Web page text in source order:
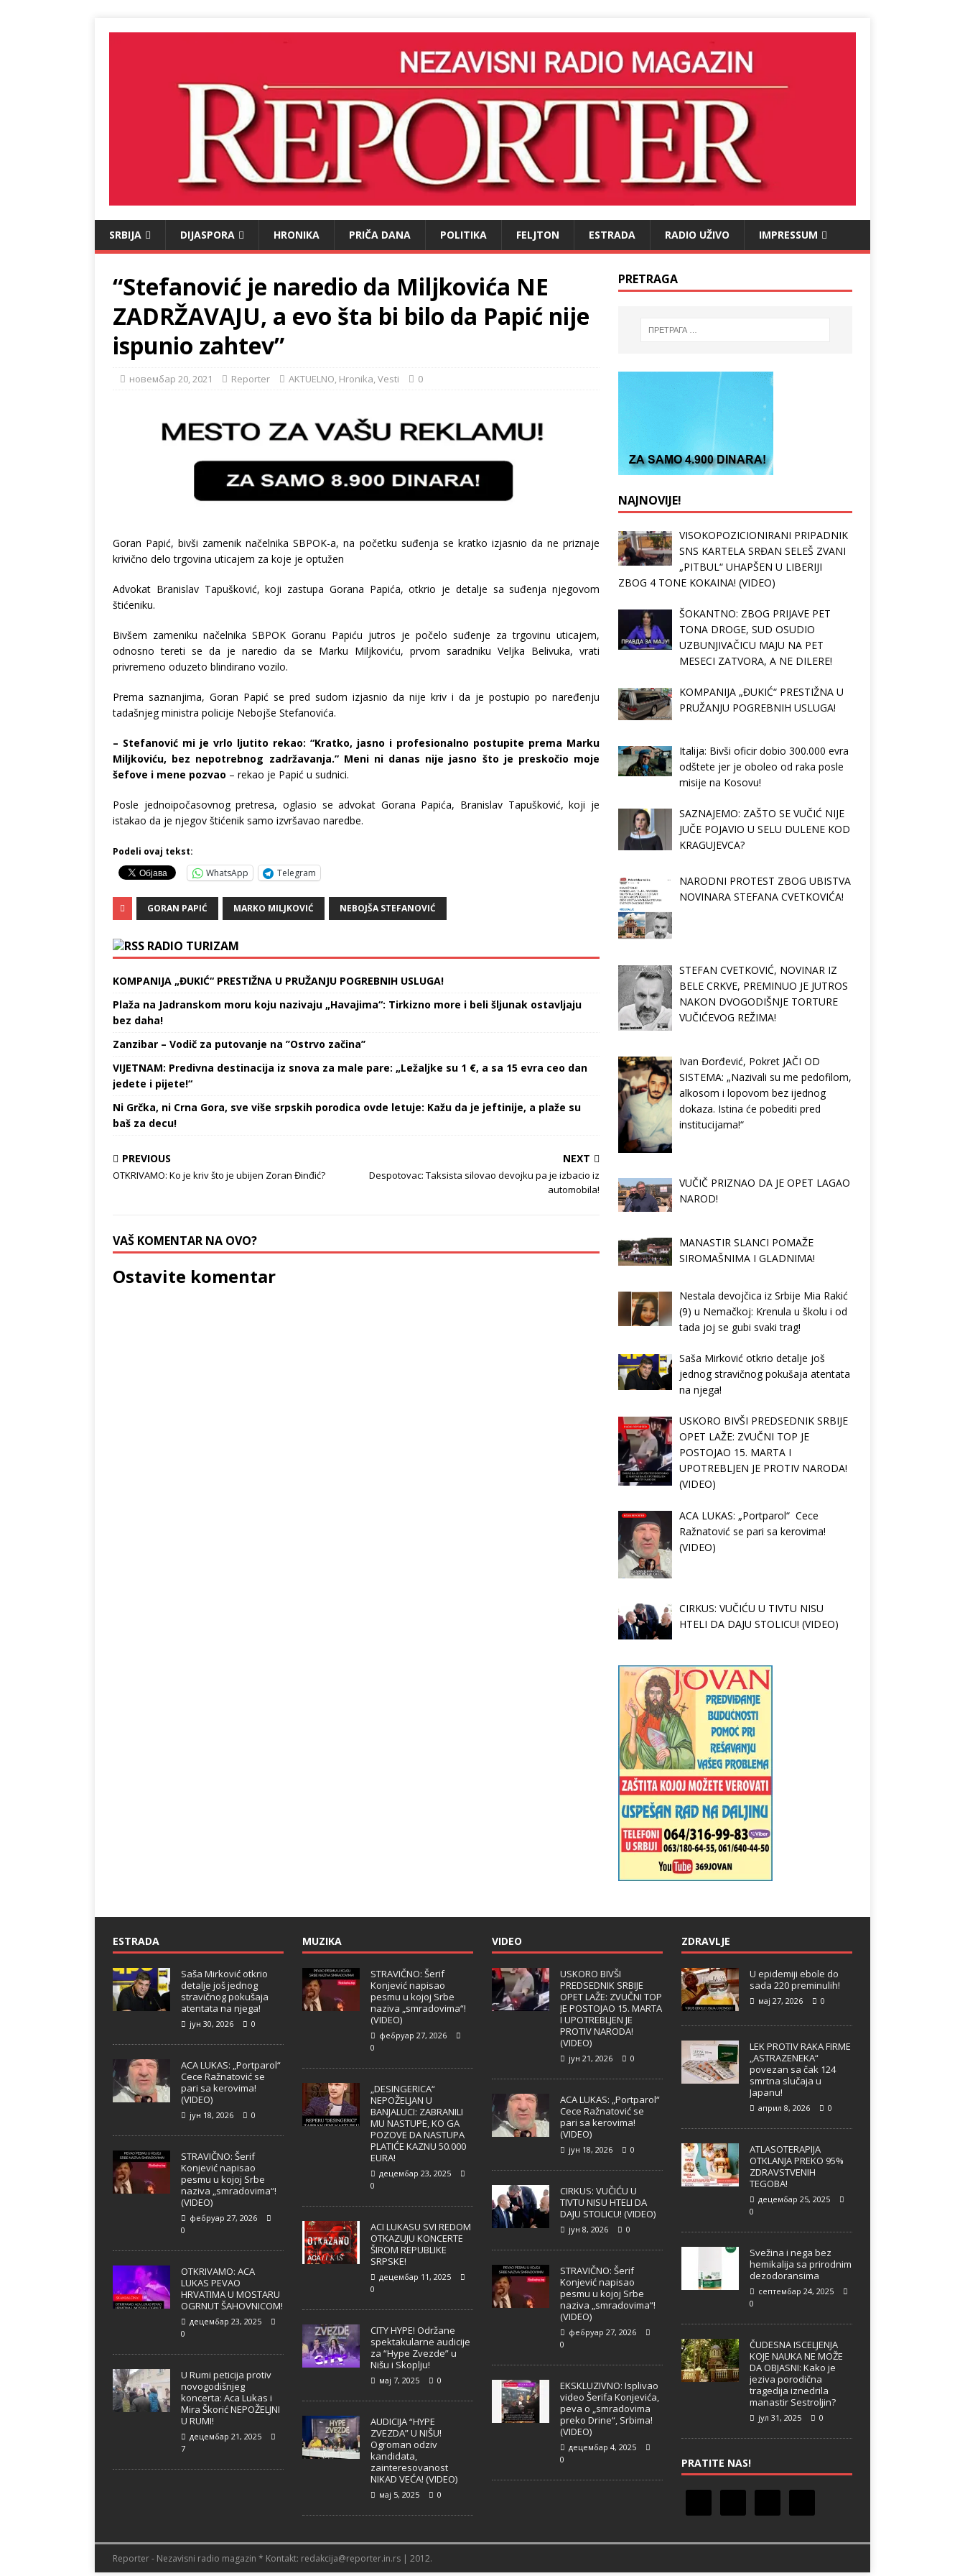
SRBIJA DIJASPORA HRONIKA PRIČA DANA POLITIKA FELJTON ESTRADA RADIO UŽIVO IMPRESSUM
“Stefanović je naredio da Miljkovića NE
ZADRŽAVAJU, a evo šta bi bilo da Papić nije
ispunio zahtev”
новембар 20, 2021 Reporter AKTUELNO, Hronika,Vesti 0
Goran Papić, bivši zamenik načelnika SBPOK-a, na početku suđenja se kratko izjasnio da ne priznaje
krivično delo trgovina uticajem za koje je optužen
Advokat Branislav Tapušković, koji zastupa Gorana Papića, otkrio je detalje sa suđenja njegovom
štićeniku.
Bivšem zameniku načelnika SBPOK Goranu Papiću jutros je počelo suđenje za trgovinu uticajem,
odnosno tereti se da je naredio da se Marku Miljkoviću, prvom saradniku Veljka Belivuka, vrati
privremeno oduzeto blindirano vozilo.
Prema saznanjima, Goran Papić se pred sudom izjasnio da nije kriv i da je postupio po naređenju
tadašnjeg ministra policije Nebojše Stefanovića.
– Stefanović mi je vrlo ljutito rekao: “Kratko, jasno i profesionalno postupite prema Marku
Miljkoviću, bez nepotrebnog zadržavanja.” Meni ni danas nije jasno što je preskočio moje
šefove i mene pozvao – rekao je Papić u sudnici.
Posle jednoipočasovnog pretresa, oglasio se advokat Gorana Papića, Branislav Tapušković, koji je
istakao da je njegov štićenik samo izvršavao naredbe.
Podeli ovaj tekst:
WhatsApp
Telegram
GORAN PAPIĆ MARKO MILJKOVIĆ NEBOJŠA STEFANOVIĆ
RADIO TURIZAM
KOMPANIJA „ĐUKIĆ“ PRESTIŽNA U PRUŽANJU POGREBNIH USLUGA!
Plaža na Jadranskom moru koju nazivaju „Havajima“: Tirkizno more i beli šljunak ostavljaju
bez daha!
Zanzibar – Vodič za putovanje na ’’Ostrvo začina’’
VIJETNAM: Predivna destinacija iz snova za male pare: „Ležaljke su 1 €, a sa 15 evra ceo dan
jedete i pijete!“
Ni Grčka, ni Crna Gora, sve više srpskih porodica ovde letuje: Kažu da je jeftinije, a plaže su
baš za decu!
PREVIOUS
OTKRIVAMO: Ko je kriv što je ubijen Zoran Đinđić?
NEXT
Despotovac: Taksista silovao devojku pa je izbacio iz
automobila!
VAŠ KOMENTAR NA OVO?
Ostavite komentar
PRETRAGA
NAJNOVIJE!
VISOKOPOZICIONIRANI PRIPADNIK
SNS KARTELA SRĐAN SELEŠ ZVANI
„PITBUL“ UHAPŠEN U LIBERIJI
ZBOG 4 TONE KOKAINA! (VIDEO)
ŠOKANTNO: ZBOG PRIJAVE PET
TONA DROGE, SUD OSUDIO
UZBUNJIVAČICU MAJU NA PET
MESECI ZATVORA, A NE DILERE!
KOMPANIJA „ĐUKIĆ“ PRESTIŽNA U
PRUŽANJU POGREBNIH USLUGA!
Italija: Bivši oficir dobio 300.000 evra
odštete jer je oboleo od raka posle
misije na Kosovu!
SAZNAJEMO: ZAŠTO SE VUČIĆ NIJE
JUČE POJAVIO U SELU DULENE KOD
KRAGUJEVCA?
NARODNI PROTEST ZBOG UBISTVA
NOVINARA STEFANA CVETKOVIĆA!
STEFAN CVETKOVIĆ, NOVINAR IZ
BELE CRKVE, PREMINUO JE JUTROS
NAKON DVOGODIŠNJE TORTURE
VUČIĆEVOG REŽIMA!
Ivan Đorđević, Pokret JAČI OD
SISTEMA: „Nazivali su me pedofilom,
alkosom i lopovom bez ijednog
dokaza. Istina će pobediti pred
institucijama!“
VUČIČ PRIZNAO DA JE OPET LAGAO
NAROD!
MANASTIR SLANCI POMAŽE
SIROMAŠNIMA I GLADNIMA!
Nestala devojčica iz Srbije Mia Rakić
(9) u Nemačkoj: Krenula u školu i od
tada joj se gubi svaki trag!
Saša Mirković otkrio detalje još
jednog stravičnog pokušaja atentata
na njega!
USKORO BIVŠI PREDSEDNIK SRBIJE
OPET LAŽE: ZVUČNI TOP JE
POSTOJAO 15. MARTA I
UPOTREBLJEN JE PROTIV NARODA!
(VIDEO)
ACA LUKAS: „Portparol“ Cece
Ražnatović se pari sa kerovima!
(VIDEO)
CIRKUS: VUČIĆU U TIVTU NISU
HTELI DA DAJU STOLICU! (VIDEO)
ESTRADA
Saša Mirković otkrio
detalje još jednog
stravičnog pokušaja
atentata na njega!
јун 30, 2026 0
ACA LUKAS: „Portparol“
Cece Ražnatović se
pari sa kerovima!
(VIDEO)
јун 18, 2026 0
STRAVIČNO: Šerif
Konjević napisao
pesmu u kojoj Srbe
naziva „smradovima“!
(VIDEO)
фебруар 27, 2026
0
OTKRIVAMO: ACA
LUKAS PEVAO
HRVATIMA U MOSTARU
OGRNUT ŠAHOVNICOM!
децембар 23, 2025
0
U Rumi peticija protiv
novogodišnjeg
koncerta: Aca Lukas i
Mira Škorić NEPOŽELJNI
U RUMI!
децембар 21, 2025
7
MUZIKA
STRAVIČNO: Šerif
Konjević napisao
pesmu u kojoj Srbe
naziva „smradovima“!
(VIDEO)
фебруар 27, 2026
0
„DESINGERICA“
NEPOŽELJAN U
BANJALUCI: ZABRANILI
MU NASTUPE, KO GA
POZOVE DA NASTUPA
PLATIĆE KAZNU 50.000
EURA!
децембар 23, 2025
0
ACI LUKASU SVI REDOM
OTKAZUJU KONCERTE
ŠIROM REPUBLIKE
SRPSKE!
децембар 11, 2025
0
CITY HYPE! Održane
spektakularne audicije
za “Hype Zvezde” u
Nišu i Skoplju!
мај 7, 2025 0
AUDICIJA “HYPE
ZVEZDA” U NIŠU!
Ogroman odziv
kandidata,
zainteresovanost
NIKAD VEĆA! (VIDEO)
мај 5, 2025 0
VIDEO
USKORO BIVŠI
PREDSEDNIK SRBIJE
OPET LAŽE: ZVUČNI TOP
JE POSTOJAO 15. MARTA
I UPOTREBLJEN JE
PROTIV NARODA!
(VIDEO)
јун 21, 2026 0
ACA LUKAS: „Portparol“
Cece Ražnatović se
pari sa kerovima!
(VIDEO)
јун 18, 2026 0
CIRKUS: VUČIĆU U
TIVTU NISU HTELI DA
DAJU STOLICU! (VIDEO)
јун 8, 2026 0
STRAVIČNO: Šerif
Konjević napisao
pesmu u kojoj Srbe
naziva „smradovima“!
(VIDEO)
фебруар 27, 2026
0
EKSKLUZIVNO: Isplivao
video Šerifa Konjevića,
peva o „smradovima
preko Drine“, Srbima!
(VIDEO)
децембар 4, 2025
0
ZDRAVLJE
U epidemiji ebole do
sada 220 preminulih!
мај 27, 2026 0
LEK PROTIV RAKA FIRME
„ASTRAZENEKA“
povezan sa čak 124
smrtna slučaja u
Japanu!
април 8, 2026 0
ATLASOTERAPIJA
OTKLANJA PREKO 95%
ZDRAVSTVENIH
TEGOBA!
децембар 25, 2025
0
Svežina i nega bez
hemikalija sa prirodnim
dezodoransima
септембар 24, 2025
0
ČUDESNA ISCELJENJA
KOJE NAUKA NE MOŽE
DA OBJASNI: Kako je
jeziva porodična
tragedija iznedrila
manastir Sestroljin?
јул 31, 2025 0
PRATITE NAS!
Reporter - Nezavisni radio magazin * Kontakt: redakcija@reporter.in.rs | 2012.